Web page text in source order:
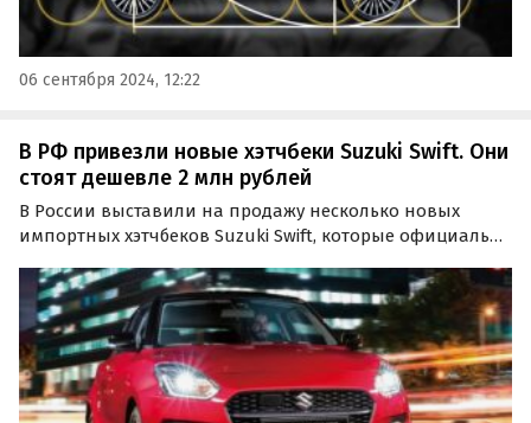
06 сентября 2024, 12:22
В РФ привезли новые хэтчбеки Suzuki Swift. Они
стоят дешевле 2 млн рублей
В России выставили на продажу несколько новых
импортных хэтчбеков Suzuki Swift, которые официально
них на одном из классифайдов начинаются от 1 950 000
рублей, пишут «Автоновости дня».